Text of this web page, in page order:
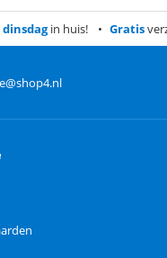
dinsdagin huis! Gratis